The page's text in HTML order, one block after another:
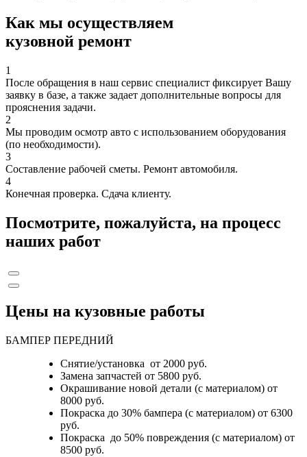
Как мы осуществляем
кузовной ремонт
1
После обращения в наш сервис специалист фиксирует Вашу
заявку в базе, а также задает дополнительные вопросы для
прояснения задачи.
2
Мы проводим осмотр авто с использованием оборудования
(по необходимости).
3
Составление рабочей сметы. Ремонт автомобиля.
4
Конечная проверка. Сдача клиенту.
Посмотрите, пожалуйста, на процесс
наших работ
Цены на кузовные работы
БАМПЕР ПЕРЕДНИЙ
Снятие/установка от 2000 руб.
Замена запчастей от 5800 руб.
Окрашивание новой детали (с материалом) от
8000 руб.
Покраска до 30% бампера (с материалом) от 6300
руб.
Покраска до 50% повреждения (с материалом) от
8500 руб.